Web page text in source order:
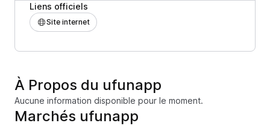
Liens officiels
Site internet
À Propos du ufunapp
Aucune information disponible pour le moment.
Marchés ufunapp